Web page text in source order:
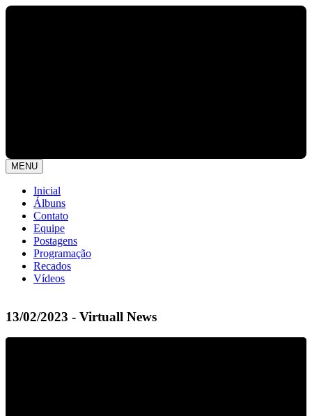
MENU
Inicial
Álbuns
Contato
Equipe
Postagens
Programação
Recados
Vídeos
13/02/2023 - Virtuall News